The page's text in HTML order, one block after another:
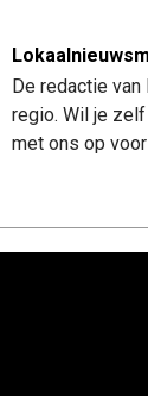
De redactie
regio. Wil je
met ons op